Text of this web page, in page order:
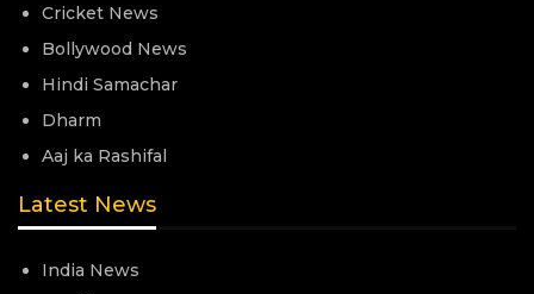
Cricket News
Bollywood News
Hindi Samachar
Dharm
Aaj ka Rashifal
Latest News
India News